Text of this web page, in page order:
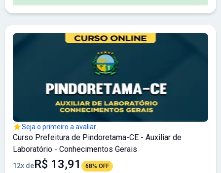
Seja o primeiro a avaliar
Curso Prefeitura de Pindoretama-CE - Auxiliar de
Laboratório - Conhecimentos Gerais
12x deR$ 13,91 68% OFF